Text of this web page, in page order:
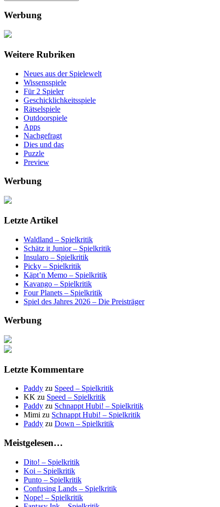
Werbung
Weitere Rubriken
Neues aus der Spielewelt
Wissensspiele
Für 2 Spieler
Geschicklichkeitsspiele
Rätselspiele
Outdoorspiele
Apps
Nachgefragt
Dies und das
Puzzle
Preview
Werbung
Letzte Artikel
Waldland – Spielkritik
Schätz it Junior – Spielkritik
Insularo – Spielkritik
Picky – Spielkritik
Käpt’n Memo – Spielkritik
Kavango – Spielkritik
Four Planets – Spielkritik
Spiel des Jahres 2026 – Die Preisträger
Werbung
Letzte Kommentare
Paddy zu Speed – Spielkritik
KK zu Speed – Spielkritik
Paddy zu Schnappt Hubi! – Spielkritik
Mimi zu Schnappt Hubi! – Spielkritik
Paddy zu Down – Spielkritik
Meistgelesen…
Dito! – Spielkritik
Koi – Spielkritik
Punto – Spielkritik
Confusing Lands – Spielkritik
Nope! – Spielkritik